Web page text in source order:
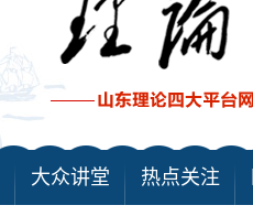
大众讲堂 热点关注